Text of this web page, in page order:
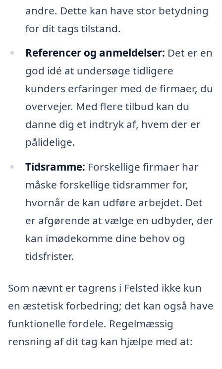
andre. Dette kan have stor betydning
for dit tags tilstand.
Referencer og anmeldelser: Det er en
god idé at undersøge tidligere
kunders erfaringer med de firmaer, du
overvejer. Med flere tilbud kan du
danne dig et indtryk af, hvem der er
pålidelige.
Tidsramme: Forskellige firmaer har
måske forskellige tidsrammer for,
hvornår de kan udføre arbejdet. Det
er afgørende at vælge en udbyder, der
kan imødekomme dine behov og
tidsfrister.
Som nævnt er tagrens i Felsted ikke kun
en æstetisk forbedring; det kan også have
funktionelle fordele. Regelmæssig
rensning af dit tag kan hjælpe med at: